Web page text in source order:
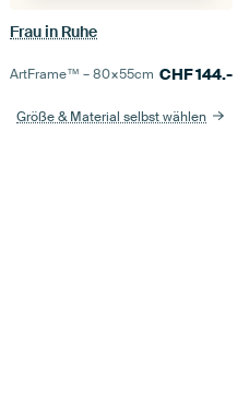
Frau in Ruhe
ArtFrame™ –80×55cm CHF144.-
Größe & Material selbst wählen